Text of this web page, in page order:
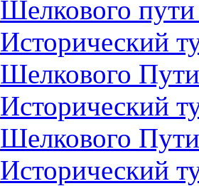
Шелкового
Исторический
Шелкового
Исторический
Шелкового
Исторический